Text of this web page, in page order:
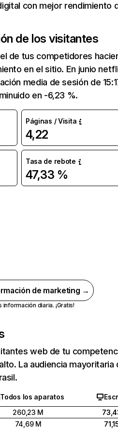
con mejor rendimiento
de los visitantes
de tus competidores
en el sitio. En junio
media de sesión de
en -6,23 %.
Páginas / Visita
4,22
Tasa de rebote
47,33 %
de marketing →
información diaria. ¡Gratis!
web de tu
La audiencia
Todos los aparatos
260,23 M
74,69 M